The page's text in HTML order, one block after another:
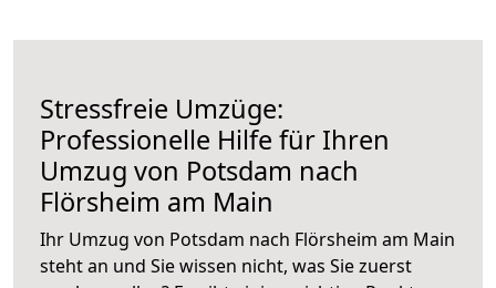
Stressfreie Umzüge:
Professionelle Hilfe für Ihren
Umzug von Potsdam nach
Flörsheim am Main
Ihr Umzug von Potsdam nach Flörsheim am Main
steht an und Sie wissen nicht, was Sie zuerst